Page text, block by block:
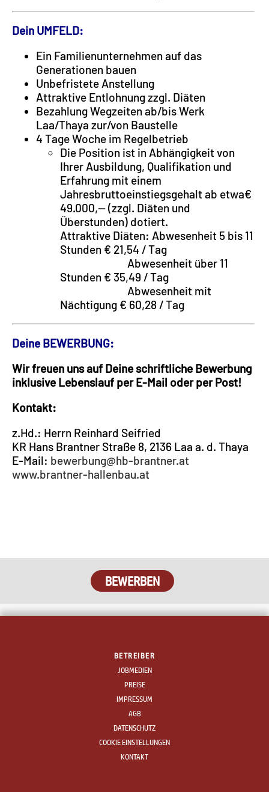
Dein UMFELD:
Ein Familienunternehmen auf das
Generationen bauen
Unbefristete Anstellung
Attraktive Entlohnung zzgl. Diäten
Bezahlung Wegzeiten ab/bis Werk
Laa/Thaya zur/von Baustelle
4 Tage Woche im Regelbetrieb
Die Position ist in Abhängigkeit von
Ihrer Ausbildung, Qualifikation und
Erfahrung mit einem
Jahresbruttoeinstiegsgehalt ab etwa€
49.000,-- (zzgl. Diäten und
Überstunden) dotiert.
Attraktive Diäten: Abwesenheit 5 bis 11
Stunden € 21,54 / Tag
Abwesenheit über 11
Stunden € 35,49 / Tag
Abwesenheit mit
Nächtigung € 60,28 / Tag
Deine BEWERBUNG:
Wir freuen uns auf Deine schriftliche Bewerbung
inklusive Lebenslauf per E-Mail oder per Post!
Kontakt:
z.Hd.: Herrn Reinhard Seifried
KR Hans Brantner Straße 8, 2136 Laa a. d. Thaya
E-Mail: bewerbung@hb-brantner.at
www.brantner-hallenbau.at
BEWERBEN
BETREIBER
JOBMEDIEN
PREISE
IMPRESSUM
AGB
DATENSCHUTZ
COOKIE EINSTELLUNGEN
KONTAKT